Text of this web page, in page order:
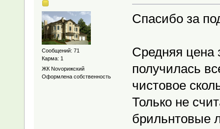
Сообщений: 71
Карма: 1
ЖК Novoрижский
Оформлена собственность
Спасибо за
Средняя цена
получилась
чистовое
Только не
брильнтовые